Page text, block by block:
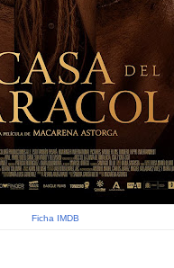
Ficha IMDB